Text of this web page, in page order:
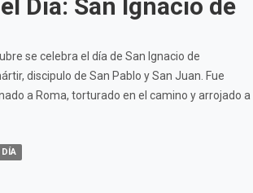
Día: San Ignacio de
se celebra el día de San Ignacio de
discipulo de San Pablo y San Juan. Fue
a Roma, torturado en el camino y arrojado a
DÍA